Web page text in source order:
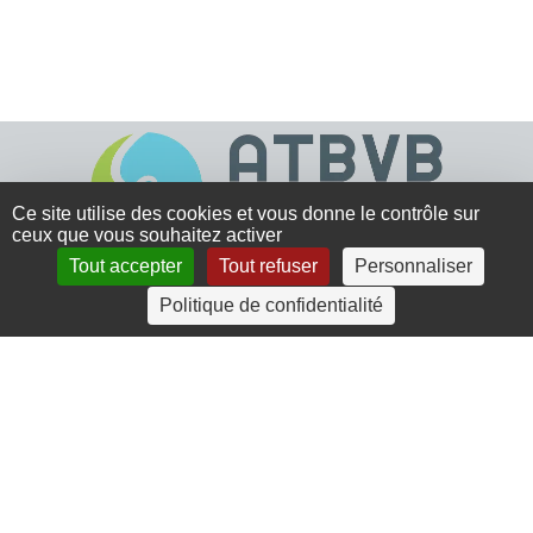
4 rue Crec’h-Ugen
22810 Belle Isle en Terre
Ce site utilise des cookies et vous donne le contrôle sur
ceux que vous souhaitez activer
Tout accepter
Tout refuser
Personnaliser
Politique de confidentialité